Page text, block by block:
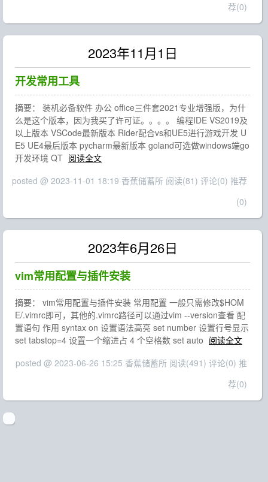
荐(0)
2023年11月1日
开发常用工具
摘要： 装机必备软件 办公 office三件套2021专业增强版，为什
么是这个版本，因为我买了许可证。。。。 编程IDE VS2019及
以上版本 VSCode最新版本 Rider配合vs和UE5进行游戏开发 U
E5 UE4最后版本 pycharm最新版本 goland可选做windows端go
开发环境 QT 阅读全文
posted @ 2023-11-01 18:19 香蕉储蓄所 阅读(81) 评论(0) 推荐
(0)
2023年6月26日
vim常用配置与插件安装
摘要： vim常用配置与插件安装 常用配置 一般只需修改$HOM
E/.vimrc即可，其他的.vimrc路径可以通过vim --version查看 配
置语句 作用 syntax on 设置语法高亮 set number 设置行号显示
set tabstop=4 设置一个缩进占 4 个空格数 set auto 阅读全文
posted @ 2023-06-26 15:25 香蕉储蓄所 阅读(491) 评论(0) 推
荐(0)